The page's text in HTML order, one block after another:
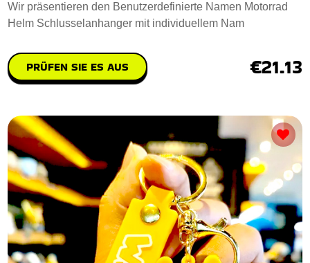
Wir präsentieren den Benutzerdefinierte Namen Motorrad
Helm Schlusselanhanger mit individuellem Nam
PRÜFEN SIE ES AUS €21.13